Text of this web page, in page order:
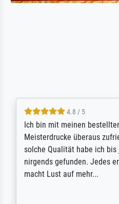
5 / 5
Rundum positive Erfahrung.
Ausführung des Auftrags hat
gedauert, die angekündigte
wurde aber letztlich sogar
unterschritten. Die Qualität